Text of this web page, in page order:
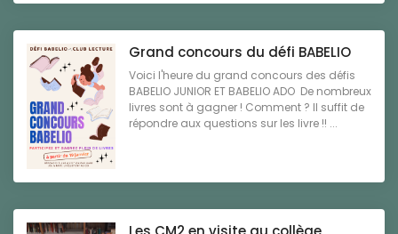
Grand concours du défi BABELIO
Voici l'heure du grand concours des défis
BABELIO JUNIOR ET BABELIO ADO De nombreux
livres sont à gagner ! Comment ? Il suffit de
répondre aux questions sur les livre !! ...